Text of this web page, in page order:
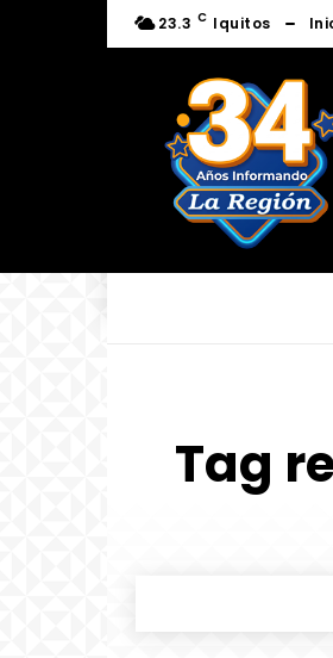
23.3 C Iquitos
Tag